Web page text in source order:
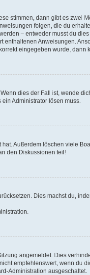
stimmen, dann gibt es zwei
folgen, die du
– entweder musst du
Anweisungen.
eingegeben wurde, dann
dies der Fall ist, wende
Administrator lösen muss.
Außerdem löschen viele
den Diskussionen teil!
Dies machst du,
angemeldet. Dies
empfehlenswert, wenn du
Administration ausgeschaltet.